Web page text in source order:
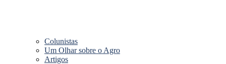
Colunistas
Um Olhar sobre o Agro
Artigos